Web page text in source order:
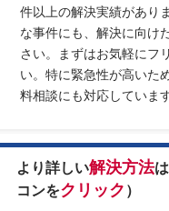
件以上の解決実績があり
な事件にも、解決に向け
さい。まずはお気軽にフ
い。特に緊急性が高いた
料相談にも対応しています
より詳しい解決方法
コンをクリック ）